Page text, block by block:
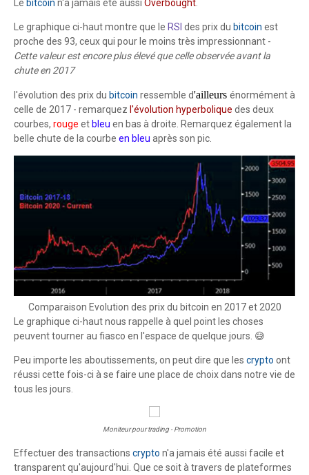
Le bitcoin n'a jamais été aussi Overbought
Le graphique ci-haut montre que le RSI des prix du bitcoin est
proche des 93, ceux qui pour le moins très impressionnant -
Cette valeur est encore plus élevé que celle observée avant la
chute en 2017
l'évolution des prix du bitcoin ressemble d'ailleurs énormément à
celle de 2017 - remarquez l'évolution hyperbolique des deux
courbes, rouge et bleu en bas à droite. Remarquez également la
belle chute de la courbe en bleu après son pic.
Comparaison Evolution des prix du bitcoin en 2017 et 2020
Le graphique ci-haut nous rappelle à quel point les choses
peuvent tourner au fiasco en l'espace de quelque jours. 😅
Peu importe les aboutissements, on peut dire que les crypto ont
réussi cette fois-ci à se faire une place de choix dans notre vie de
tous les jours.
Moniteur pour trading - Promotion
Effectuer des transactions crypto n'a jamais été aussi facile et
transparent qu'aujourd'hui. Que ce soit à travers de plateformes